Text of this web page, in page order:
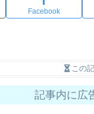
Facebook
この
記事内に広